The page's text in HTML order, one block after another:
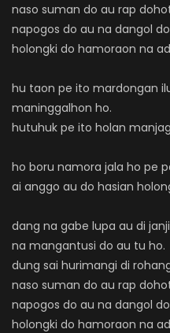
naso suman do au rap
napogos do au na dangol
holongki do hamoraon na
hu taon pe ito mardongan
maninggalhon ho.
hutuhuk pe ito holan
ho boru namora jala ho pe
ai anggo au do hasian
dang na gabe lupa au di
na mangantusi do au tu ho.
dung sai hurimangi di
naso suman do au rap
napogos do au na dangol
holongki do hamoraon na